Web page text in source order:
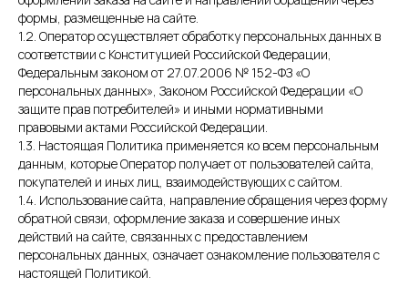
формы, размещенные на сайте.
1.2. Оператор осуществляет обработку персональных данных в
соответствии с Конституцией Российской Федерации,
Федеральным законом от 27.07.2006 № 152-ФЗ «О
персональных данных», Законом Российской Федерации «О
защите прав потребителей» и иными нормативными
правовыми актами Российской Федерации.
1.3. Настоящая Политика применяется ко всем персональным
данным, которые Оператор получает от пользователей сайта,
покупателей и иных лиц, взаимодействующих с сайтом.
1.4. Использование сайта, направление обращения через форму
обратной связи, оформление заказа и совершение иных
действий на сайте, связанных с предоставлением
персональных данных, означает ознакомление пользователя с
настоящей Политикой.